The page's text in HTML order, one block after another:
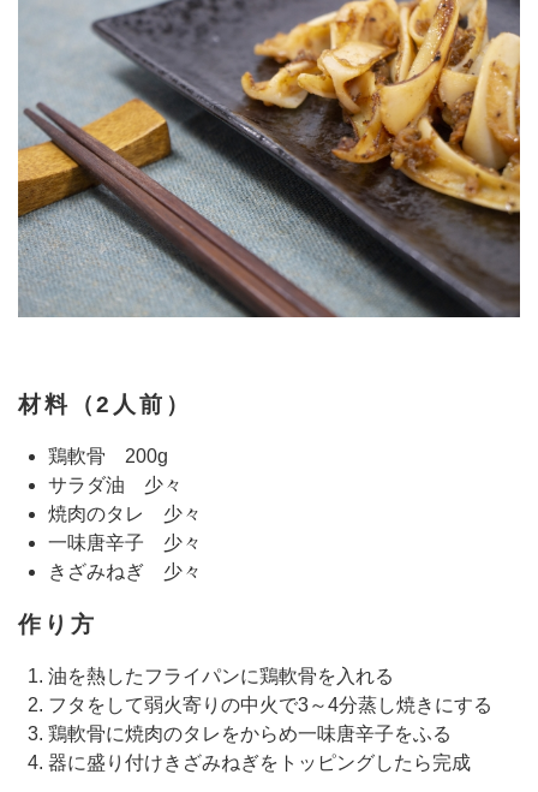
材料（2人前）
鶏軟骨 200g
サラダ油 少々
焼肉のタレ 少々
一味唐辛子 少々
きざみねぎ 少々
作り方
油を熱したフライパンに鶏軟骨を入れる
フタをして弱火寄りの中火で3～4分蒸し焼きにする
鶏軟骨に焼肉のタレをからめ一味唐辛子をふる
器に盛り付けきざみねぎをトッピングしたら完成